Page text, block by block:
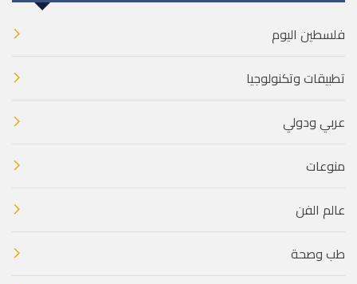
فلسطين اليوم
تطبيقات وتكنولوجيا
عربي ودولي
منوعات
عالم الفن
طب وصحة